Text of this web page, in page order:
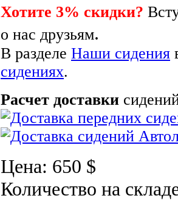
Хотите 3% скидки?
о нас друзьям.
В разделе Наши сидения
сидениях.
Расчет доставки
Цена: 650 $
Количество на